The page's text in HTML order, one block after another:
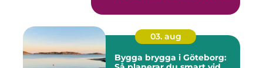
03. aug
Bygga brygga i Göteborg: